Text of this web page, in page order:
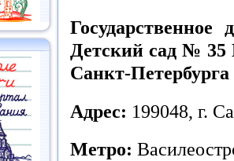
Государственное
Детский сад № 35
Санкт-Петербурга
Адрес: 199048, г.
Метро: